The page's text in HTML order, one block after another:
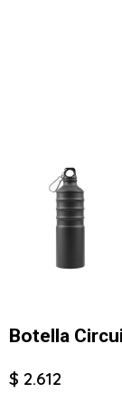
Botella
$ 2.612